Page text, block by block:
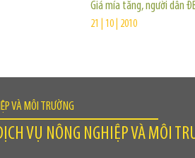
Giá mía tăng, người dân
21 | 10 | 2010
VÀ MÔI TRƯỜNG
VỤ NÔNG NGHIỆP VÀ MÔI